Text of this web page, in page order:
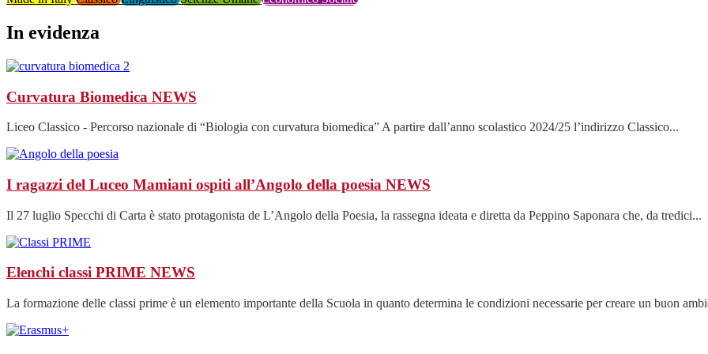
In evidenza
Curvatura Biomedica NEWS
Liceo Classico - Percorso nazionale di “Biologia con curvatura biomedica” A partire dall’anno scolastico 2024/25 l’indirizzo Classico...
I ragazzi del Luceo Mamiani ospiti all’Angolo della poesia NEWS
Il 27 luglio Specchi di Carta è stato protagonista de L’Angolo della Poesia, la rassegna ideata e diretta da Peppino Saponara che, da tredici...
Elenchi classi PRIME NEWS
La formazione delle classi prime è un elemento importante della Scuola in quanto determina le condizioni necessarie per creare un buon